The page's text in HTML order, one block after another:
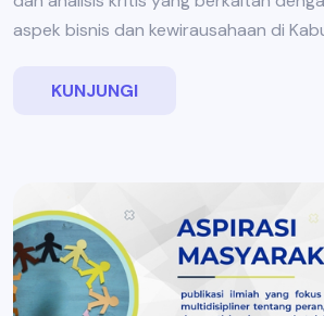
aspek bisnis dan kewirausahaan di
KUNJUNGI